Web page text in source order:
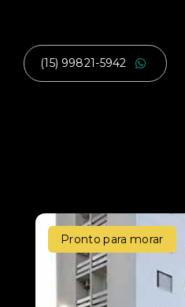
(15) 99821-5942
Pronto para morar